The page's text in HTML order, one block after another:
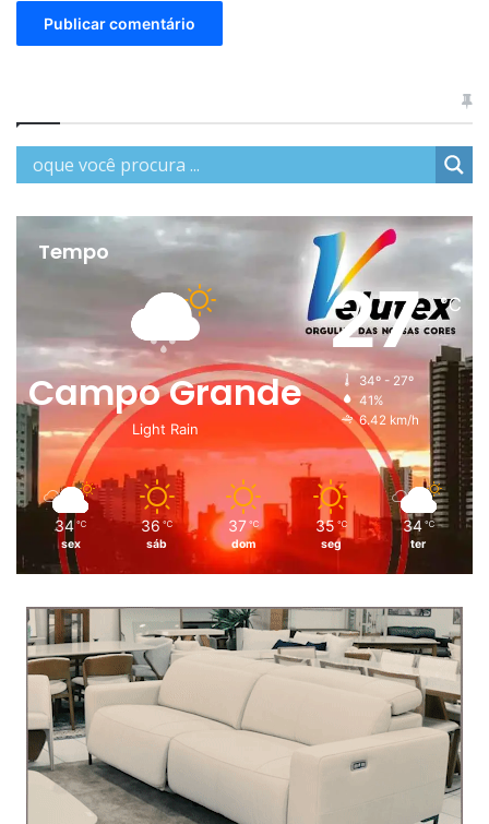
Tempo
Campo Grande
Light Rain
27℃
34º - 27º
41%
6.42 km/h
34 ℃
sex
36 ℃
sáb
37 ℃
dom
35 ℃
seg
34 ℃
ter